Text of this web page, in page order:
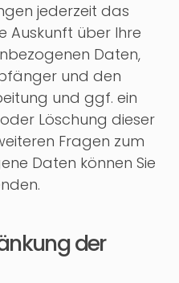
jederzeit das
Auskunft über Ihre
Daten,
und den
und ggf. ein
Löschung dieser
Fragen zum
Daten können Sie
der